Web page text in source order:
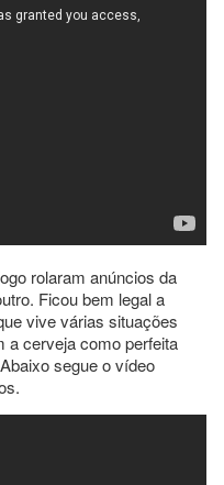
rolaram anúncios da
Ficou bem legal a
vive várias situações
a cerveja como perfeita
segue o vídeo